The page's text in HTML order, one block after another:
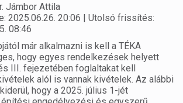
Jámbor Attila
2025.06.26. 20:06 | Utolsó frissítés:
08:46
már alkalmazni is kell a TÉKA
hogy egyes rendelkezések helyett
III. fejezetében foglaltakat kell
alól is vannak kivételek. Az alábbi
hogy a 2025. július 1-jét